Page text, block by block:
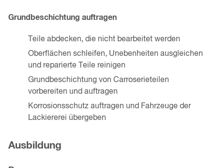
Grundbeschichtung auftragen
Teile abdecken, die nicht bearbeitet werden
Oberflächen schleifen, Unebenheiten ausgleichen
und reparierte Teile reinigen
Grundbeschichtung von Carroserieteilen
vorbereiten und auftragen
Korrosionsschutz auftragen und Fahrzeuge der
Lackiererei übergeben
Ausbildung